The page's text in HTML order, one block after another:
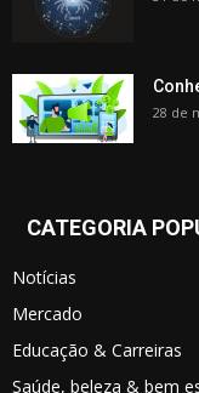
28 de
CATEGORIA
Notícias
Mercado
Educação & Carreiras
Saúde, beleza & bem